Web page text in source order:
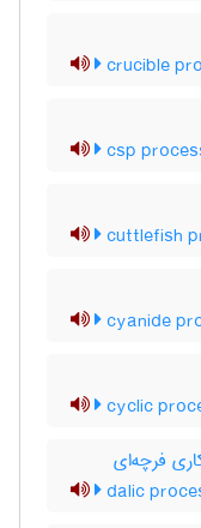
crucible
csp
cuttlefish
cyanide
cyclic
فرچه‌ای
dalic